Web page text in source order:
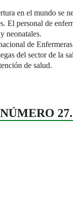
en el mundo se
El personal de
neonatales.
de
del sector de la
de salud.